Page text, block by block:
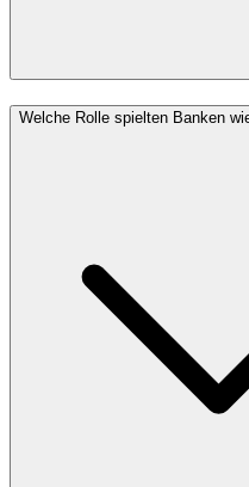
Welche Rolle spielten Banken